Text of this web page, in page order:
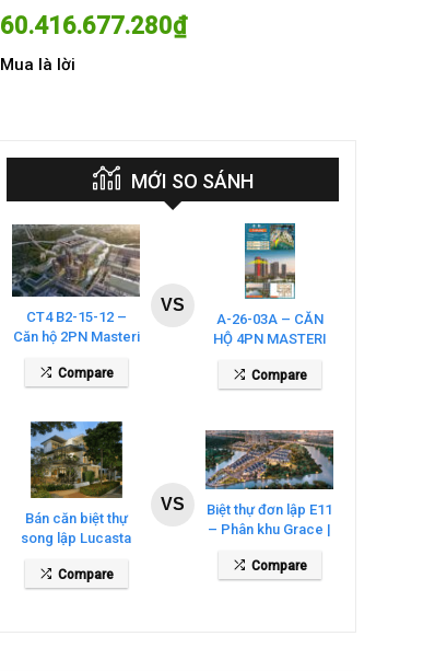
60.416.677.280₫
Mua là lời
MỚI SO SÁNH
CT4 B2-15-12 –
Căn hộ 2PN Masteri
Compare
VS
A-26-03A – CĂN
HỘ 4PN MASTERI
COSMO CENTRAL
– THE GLOBAL
Compare
Bán căn biệt thự
song lập Lucasta
Villa – DT 175m2
giá 26 tỷ
Compare
VS
Biệt thự đơn lập E11
– Phân khu Grace |
Waters
Compare